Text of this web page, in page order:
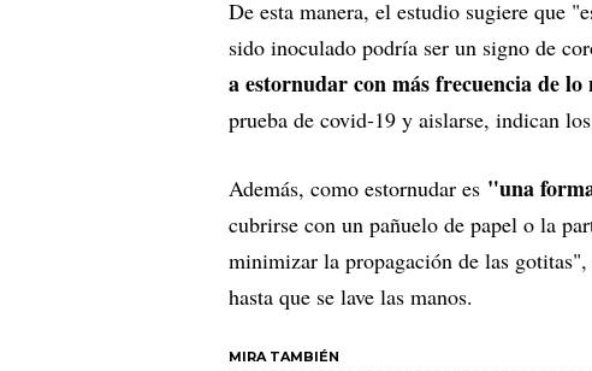
De esta manera, el estudio sugiere que
sido inoculado podría ser un signo de
a estornudar con más frecuencia de
prueba de covid-19 y aislarse, indican
Además, como estornudar es "una
cubrirse con un pañuelo de papel o la
minimizar la propagación de las
hasta que se lave las manos.
MIRA TAMBIÉN